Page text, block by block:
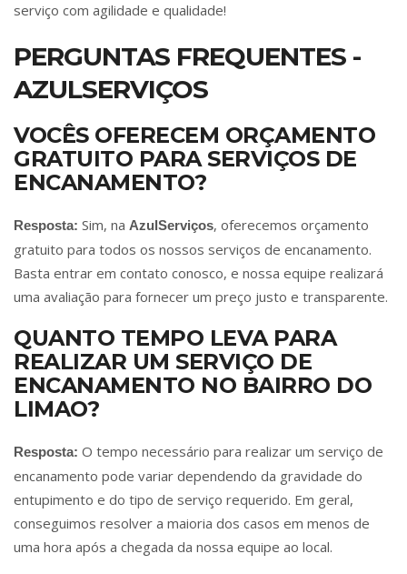
serviço com agilidade e qualidade!
PERGUNTAS FREQUENTES -
AZULSERVIÇOS
VOCÊS OFERECEM ORÇAMENTO
GRATUITO PARA SERVIÇOS DE
ENCANAMENTO?
Resposta: Sim, na AzulServiços, oferecemos orçamento
gratuito para todos os nossos serviços de encanamento.
Basta entrar em contato conosco, e nossa equipe realizará
uma avaliação para fornecer um preço justo e transparente.
QUANTO TEMPO LEVA PARA
REALIZAR UM SERVIÇO DE
ENCANAMENTO NO BAIRRO DO
LIMAO?
Resposta: O tempo necessário para realizar um serviço de
encanamento pode variar dependendo da gravidade do
entupimento e do tipo de serviço requerido. Em geral,
conseguimos resolver a maioria dos casos em menos de
uma hora após a chegada da nossa equipe ao local.